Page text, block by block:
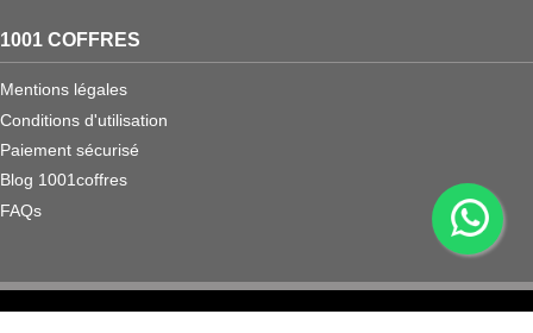
1001 COFFRES
Mentions légales
Conditions d'utilisation
Paiement sécurisé
Blog 1001coffres
FAQs